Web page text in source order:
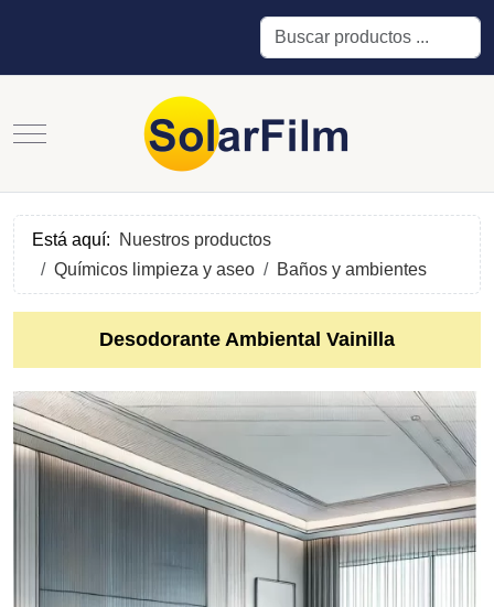
Buscar
Mobile Menu Toggle
Está aquí:
Nuestros productos
Químicos limpieza y aseo
Baños y ambientes
Desodorante Ambiental Vainilla